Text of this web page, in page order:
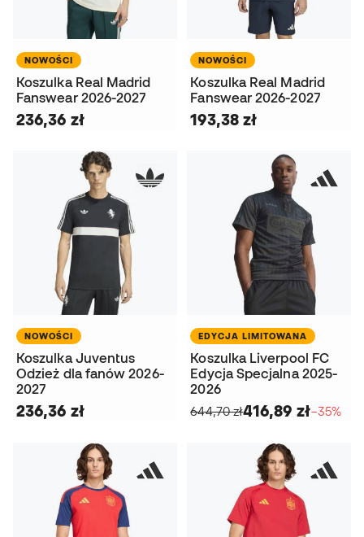
NOWOŚCI
Koszulka Real Madrid
Fanswear 2026-2027
236,36 zł
NOWOŚCI
Koszulka Real Madrid
Fanswear 2026-2027
193,38 zł
NOWOŚCI
Koszulka Juventus
Odzież dla fanów 2026-
2027
236,36 zł
EDYCJA LIMITOWANA
Koszulka Liverpool FC
Edycja Specjalna 2025-
2026
644,70 zł416,89 zł−35%